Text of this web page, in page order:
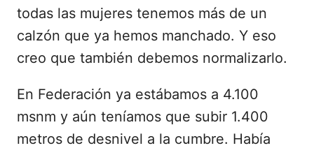
todas las mujeres tenemos más de un
calzón que ya hemos manchado. Y eso
creo que también debemos normalizarlo.
En Federación ya estábamos a 4.100
msnm y aún teníamos que subir 1.400
metros de desnivel a la cumbre. Había